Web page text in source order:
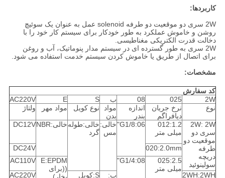
کاربردها:
2W سری دو موقعیت دو طرفه solenoid عمل به عنوان یک سوئیچ
روشن و خاموش عملکرد به طور خودکار برای سیستم کار خود را با
دخالت قدرت الکتریکی مغناطیسی.
2W سری به طور گسترده ای در سیستم مدار پنوماتیک، آب و روغن
برای اتصال از طریق یا خاموش کردن سیستم خدمت استفاده می شود.
مشخصات:
کد سفارش
2W
025
08 ب S
E
AC220V
نوع
نرخ جریان
دیافراگم
اندازه
بندر
مواد
بدن
نوع کویل مواد مهر ولتاژ
2W: 2W
سری دو
موقعیت دو
طرفه
دریچه
سولینوئید
012:1.2
میلی متر
06:G1/8"
خالی:
مس
خالی:طوله
گرد
خالی:NBR DC12V
020:2.0mm
DC24V
025:2.5
میلی متر
08:G1/4"
E:EPDM
((برای
AC110V
2WH:2WH
ب: S:کویل AC220V